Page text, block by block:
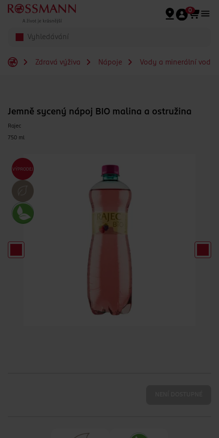
Přeskočit na hlavmní obsah
0
Zdravá výživa Nápoje Vody a minerální vody
Jemně sycený nápoj BIO malina a ostružina
Rajec
750 ml